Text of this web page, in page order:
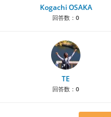
Kogachi OSAKA
回答数： 0
TE
回答数： 0